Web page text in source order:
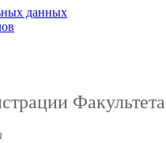
данных
Факультета